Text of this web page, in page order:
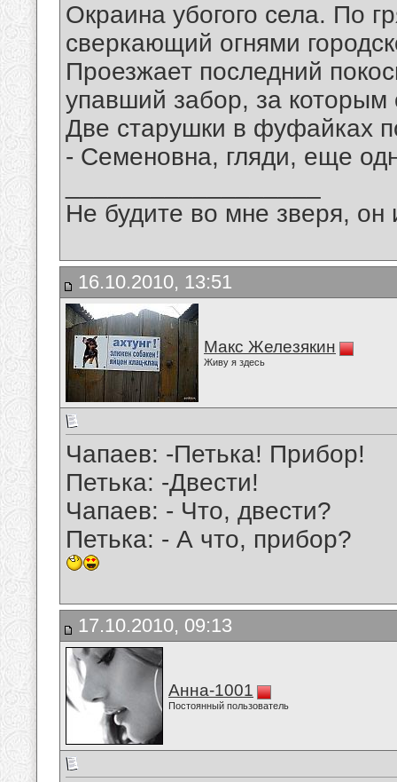
Окраина убогого села. По
сверкающий огнями
Проезжает последний
упавший забор, за которым
Две старушки в фуфайках
- Семеновна, гляди, еще
Не будите во мне зверя, он
16.10.2010, 13:51
Макс Железякин
Живу я здесь
Чапаев: -Петька! Прибор!
Петька: -Двести!
Чапаев: - Что, двести?
Петька: - А что, прибор?
17.10.2010, 09:13
Анна-1001
Постоянный пользователь